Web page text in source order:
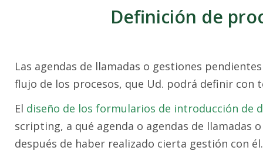
Definición de
Las agendas de llamadas o gestiones
flujo de los procesos, que Ud. podrá definir con
El diseño de los formularios de introducción de
scripting, a qué agenda o agendas de
después de haber realizado cierta gestión con él.